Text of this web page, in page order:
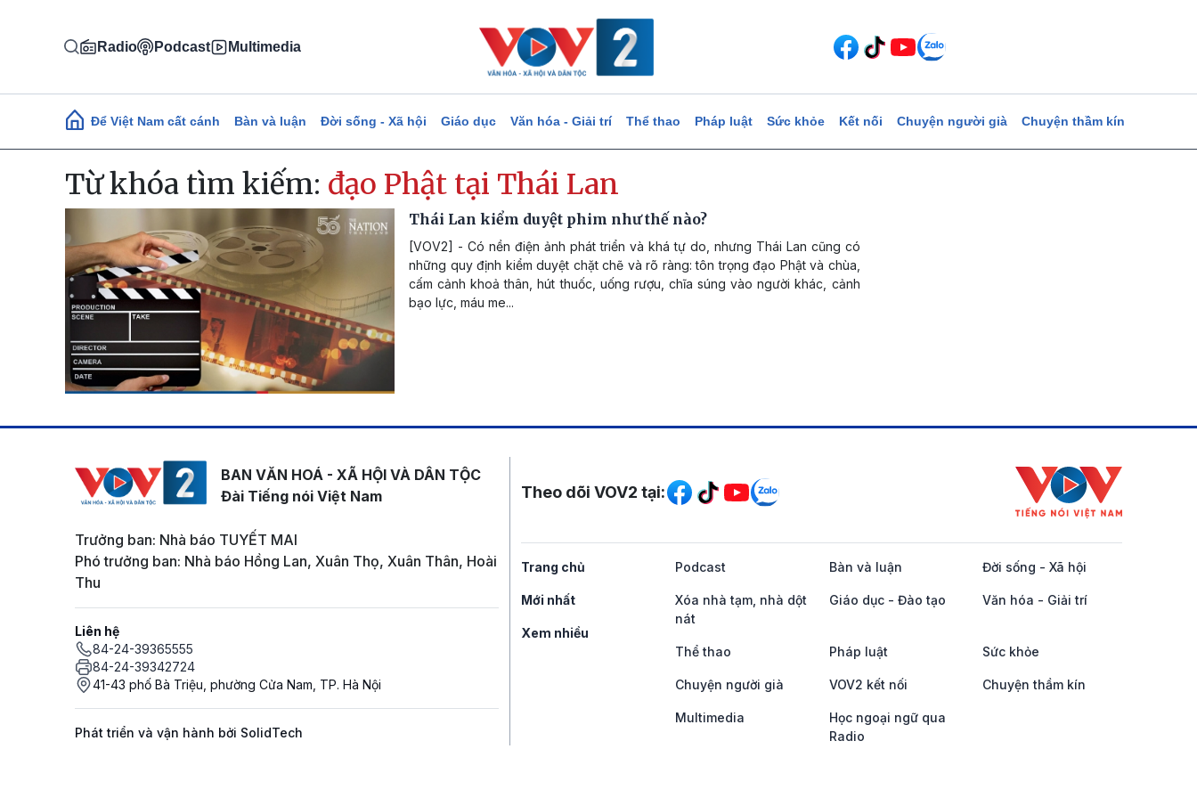
Radio Podcast Multimedia
Main navigation
Để Việt Nam cất cánh Bàn và luận Đời sống - Xã hội Giáo dục Văn hóa - Giải trí Thể thao Pháp luật Sức khỏe Kết nối Chuyện người già Chuyện thầm kín
Từ khóa tìm kiếm: đạo Phật tại Thái Lan
Thái Lan kiểm duyệt phim như thế nào?
[VOV2] - Có nền điện ảnh phát triển và khá tự do, nhưng Thái Lan cũng có
những quy định kiểm duyệt chặt chẽ và rõ ràng: tôn trọng đạo Phật và chùa,
cấm cảnh khoả thân, hút thuốc, uống rượu, chĩa súng vào người khác, cảnh
bạo lực, máu me...
BAN VĂN HOÁ - XÃ HỘI VÀ DÂN TỘC
Đài Tiếng nói Việt Nam
Trưởng ban: Nhà báo TUYẾT MAI
Phó trưởng ban: Nhà báo Hồng Lan, Xuân Thọ, Xuân Thân, Hoài
Thu
Liên hệ
84-24-39365555
84-24-39342724
41-43 phố Bà Triệu, phường Cửa Nam, TP. Hà Nội
Phát triển và vận hành bởi SolidTech
Mạng xã hội
Theo dõi VOV2 tại:
Trang chủ
Mới nhất
Xem nhiều
Podcast Bàn và luận Đời sống - Xã hội
Xóa nhà tạm, nhà dột
nát
Giáo dục - Đào tạo Văn hóa - Giải trí
Thể thao Pháp luật Sức khỏe
Chuyện người già VOV2 kết nối Chuyện thầm kín
Multimedia
Học ngoại ngữ qua
Radio